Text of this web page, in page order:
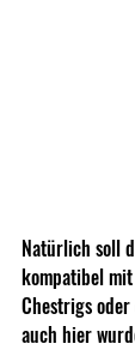
Natürlich soll
kompatibel
Chestrigs
auch hier